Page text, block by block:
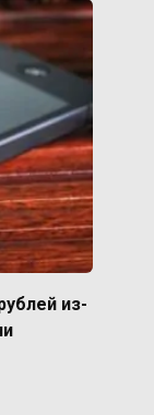
из-